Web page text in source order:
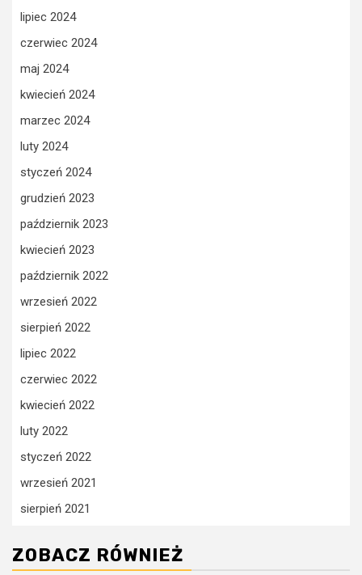
lipiec 2024
czerwiec 2024
maj 2024
kwiecień 2024
marzec 2024
luty 2024
styczeń 2024
grudzień 2023
październik 2023
kwiecień 2023
październik 2022
wrzesień 2022
sierpień 2022
lipiec 2022
czerwiec 2022
kwiecień 2022
luty 2022
styczeń 2022
wrzesień 2021
sierpień 2021
ZOBACZ RÓWNIEŻ